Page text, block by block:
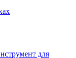
для